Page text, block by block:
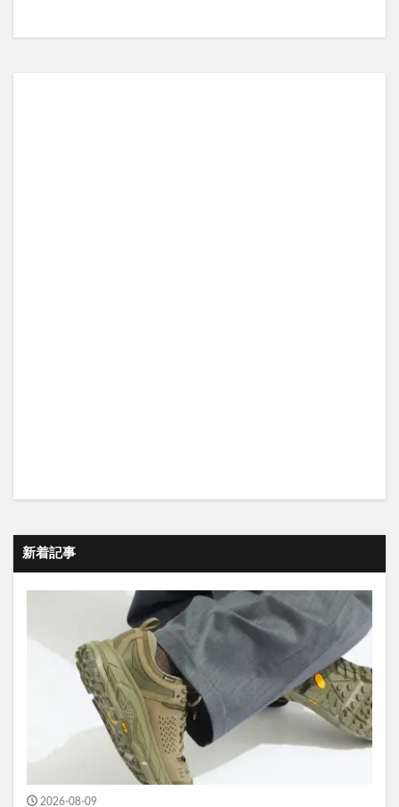
新着記事
2026-08-09